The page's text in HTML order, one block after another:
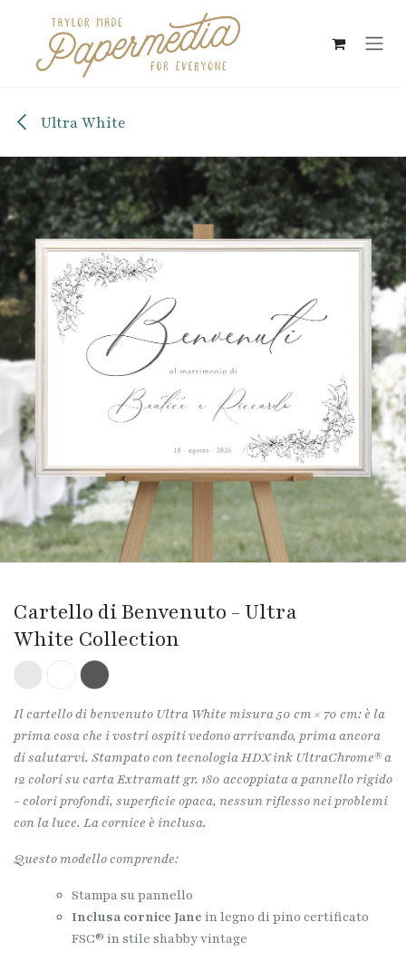
Ultra White
Cartello di Benvenuto - Ultra
White Collection
Il cartello di benvenuto Ultra White misura 50 cm × 70 cm: è la
prima cosa che i vostri ospiti vedono arrivando, prima ancora
di salutarvi. Stampato con tecnologia HDX ink UltraChrome® a
12 colori su carta Extramatt gr. 180 accoppiata a pannello rigido
- colori profondi, superficie opaca, nessun riflesso nei problemi
con la luce. La cornice è inclusa.
Questo modello comprende:
Stampa su pannello
Inclusa cornice Jane in legno di pino certificato
FSC® in stile shabby vintage